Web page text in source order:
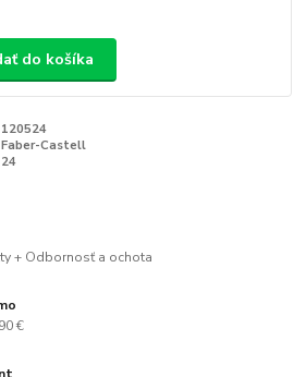
do košíka
120524
Faber-Castell
24
+ Odbornosť a ochota
€